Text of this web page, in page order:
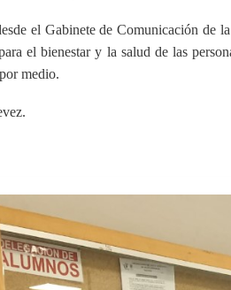
el Gabinete de Comunicación de
el bienestar y la salud de las
medio.